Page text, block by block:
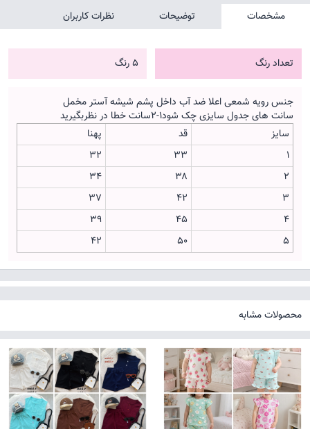
مشخصات توضیحات نظرات کاربران
تعداد رنگ 5 رنگ
جنس رویه شمعی اعلا ضد آب داخل پشم شیشه آستر مخمل
سانت های جدول سایزی چک شود۱-۲سانت خطا در نظربگیرید
سایز
قد
پهنا
۱
۳۳
۳۲
۲
۳۸
۳۴
۳
۴۲
۳۷
۴
۴۵
۳۹
۵
۵۰ ۴۲
محصولات مشابه